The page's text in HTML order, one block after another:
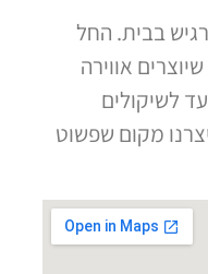
בבית. החל
אווירה
לשיקולים
מקום שפשוט